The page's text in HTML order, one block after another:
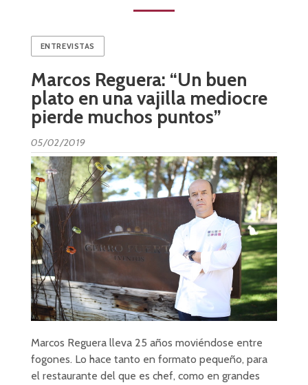
ENTREVISTAS
Marcos Reguera: “Un buen
plato en una vajilla mediocre
pierde muchos puntos”
05/02/2019
Marcos Reguera lleva 25 años moviéndose entre
fogones. Lo hace tanto en formato pequeño, para
el restaurante del que es chef, como en grandes